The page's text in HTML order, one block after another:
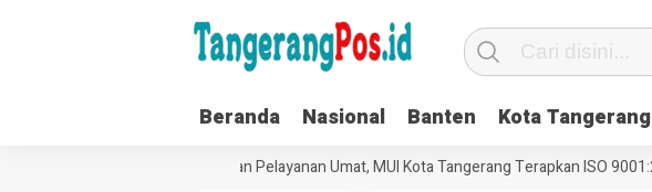
Beranda Nasional Banten Kota Tangerang
Tata Kelola Organisasi dan Pelayanan Umat, MUI Kota Tangerang Terapkan ISO 9001:2015